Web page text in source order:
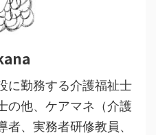
に勤務する介護福祉士
の他、ケアマネ（介護
、実務者研修教員、